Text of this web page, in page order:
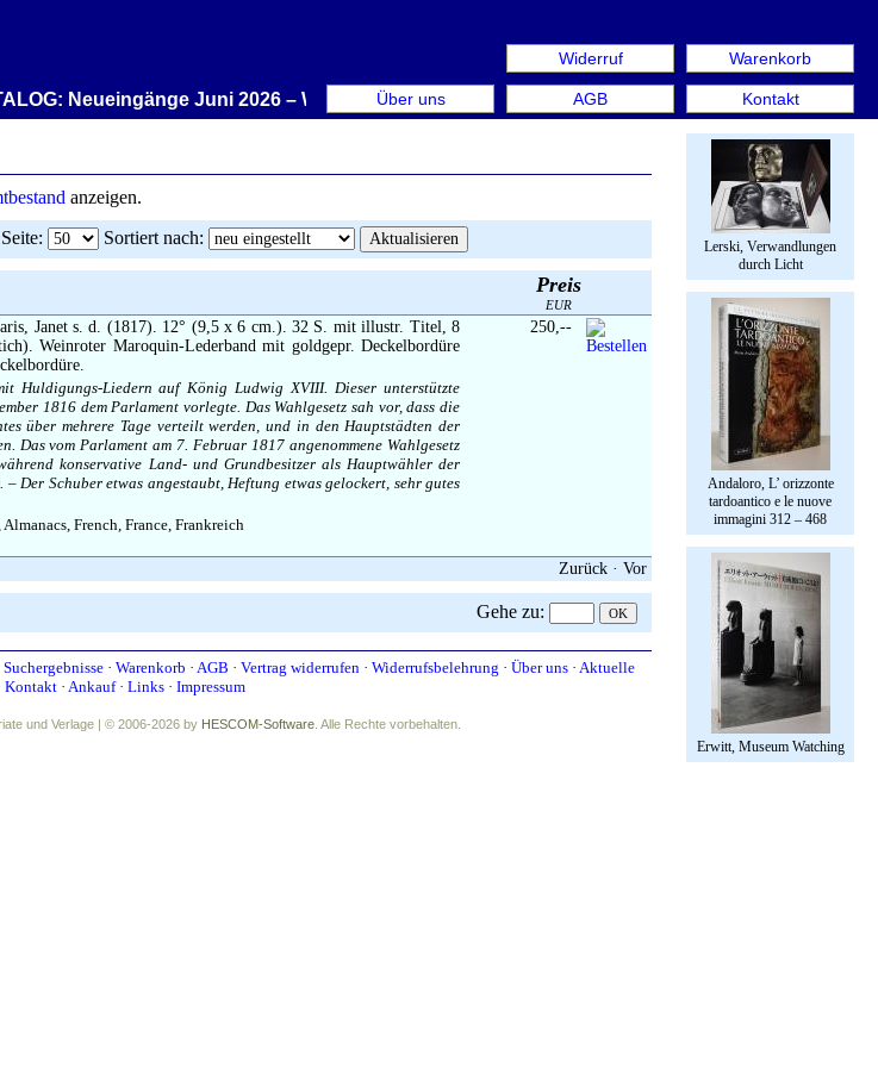
Warenkorb
Kontakt
Widerruf
AGB
Über uns
Neueingänge Juni 2026 – Wir stellen aus: Rare Book Week Berlin. Internationale Messe
Lerski, Verwandlungen
durch Licht
Andaloro, L’ orizzonte
tardoantico e le nuove
immagini 312 – 468
Erwitt, Museum Watching
anzeigen.
: Sortiert nach:
Preis
EUR
Janet s. d. (1817). 12° (9,5 x 6 cm.). 32 S. mit illustr. Titel, 8
Weinroter Maroquin-Lederband mit goldgepr. Deckelbordüre
Huldigungs-Liedern auf König Ludwig XVIII. Dieser unterstützte
1816 dem Parlament vorlegte. Das Wahlgesetz sah vor, dass die
über mehrere Tage verteilt werden, und in den Hauptstädten der
Das vom Parlament am 7. Februar 1817 angenommene Wahlgesetz
konservative Land- und Grundbesitzer als Hauptwähler der
Der Schuber etwas angestaubt, Heftung etwas gelockert, sehr gutes
French, France, Frankreich
250,--
Zurück · Vor
Gehe zu:
Suchergebnisse · Warenkorb · AGB · Vertrag widerrufen · Widerrufsbelehrung · Über uns · Aktuelle
Kontakt· Ankauf· Links· Impressum
und Verlage | © 2006-2026 by HESCOM-Software . Alle Rechte vorbehalten.